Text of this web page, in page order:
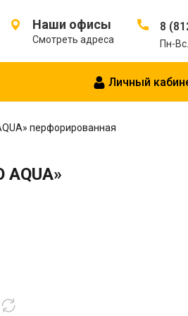
Наши офисы
Смотреть адреса
8
Пн-
Личный
перфорированная
AQUA»